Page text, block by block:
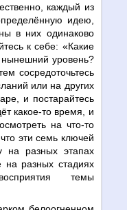
каждый из
идею,
в них одинаково
к себе: «Какие
уровень?
сосредоточьтесь
или на других
и постарайтесь
какое-то время, и
на что-то
эти семь ключей
на разных этапах
на разных стадиях
темы